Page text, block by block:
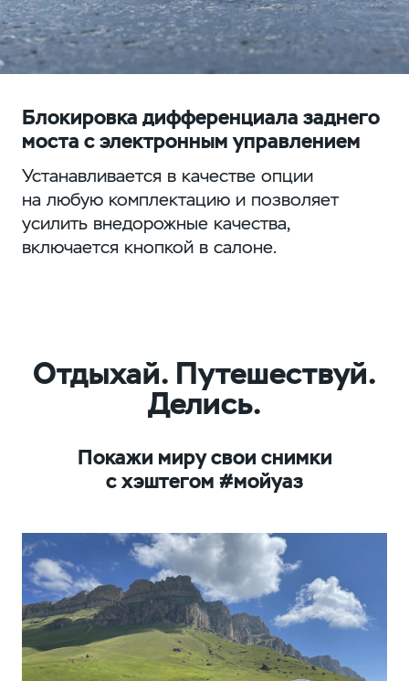
Блокировка дифференциала заднего
моста с электронным управлением
Устанавливается в качестве опции
на любую комплектацию и позволяет
усилить внедорожные качества,
включается кнопкой в салоне.
Отдыхай. Путешествуй.
Делись.
Покажи миру свои снимки
с хэштегом #мойуаз